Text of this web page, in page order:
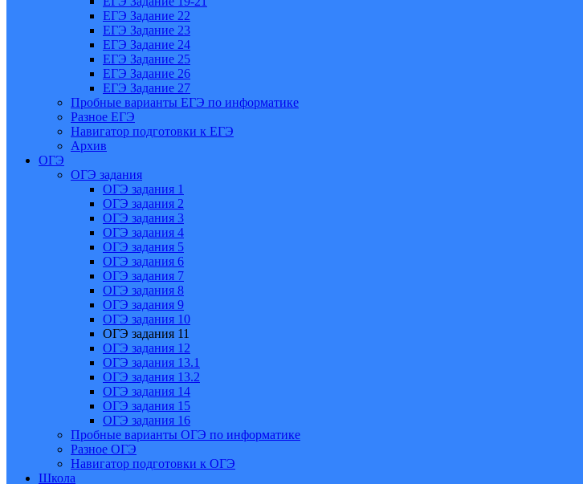
ЕГЭ Задание 22
ЕГЭ Задание 23
ЕГЭ Задание 24
ЕГЭ Задание 25
ЕГЭ Задание 26
ЕГЭ Задание 27
Пробные варианты ЕГЭ по информатике
Разное ЕГЭ
Навигатор подготовки к ЕГЭ
Архив
ОГЭ
ОГЭ задания
ОГЭ задания 1
ОГЭ задания 2
ОГЭ задания 3
ОГЭ задания 4
ОГЭ задания 5
ОГЭ задания 6
ОГЭ задания 7
ОГЭ задания 8
ОГЭ задания 9
ОГЭ задания 10
ОГЭ задания 11
ОГЭ задания 12
ОГЭ задания 13.1
ОГЭ задания 13.2
ОГЭ задания 14
ОГЭ задания 15
ОГЭ задания 16
Пробные варианты ОГЭ по информатике
Разное ОГЭ
Навигатор подготовки к ОГЭ
Школа